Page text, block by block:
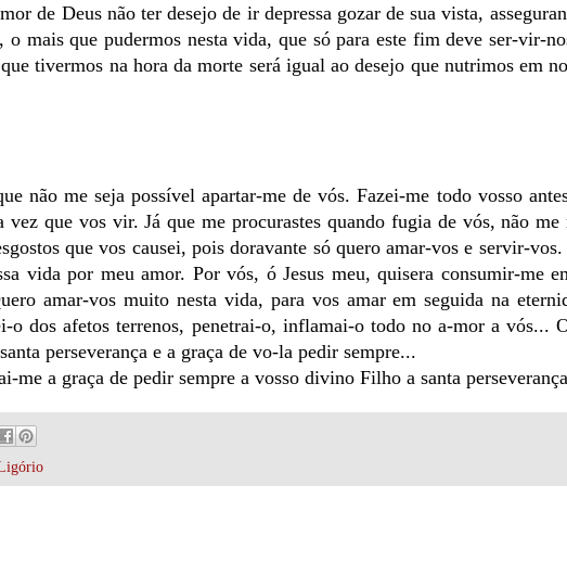
de Deus não ter desejo de ir depressa gozar de sua vista,
mais que pudermos nesta vida, que só para este fim deve ser-vir-
tivermos na hora da morte será igual ao desejo que nutrimos em
não me seja possível apartar-me de vós. Fazei-me todo vosso
que vos vir. Já que me procurastes quando fugia de vós, não me
que vos causei, pois doravante só quero amar-vos e servir-
vida por meu amor. Por vós, ó Jesus meu, quisera consumir-me
amar-vos muito nesta vida, para vos amar em seguida na
o dos afetos terrenos, penetrai-o, inflamai-o todo no a-mor a vós...
perseverança e a graça de vo-la pedir sempre...
me a graça de pedir sempre a vosso divino Filho a santa